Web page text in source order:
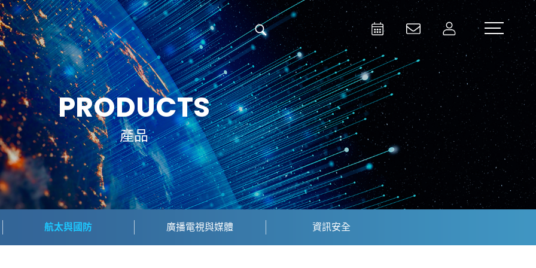
Activities
Contact Us
Member
Test and Measurement
Aerospace | Defense | Security
Broadcast and Media
PRODUCTS
產品
航太與國防 廣播電視與媒體 資訊安全